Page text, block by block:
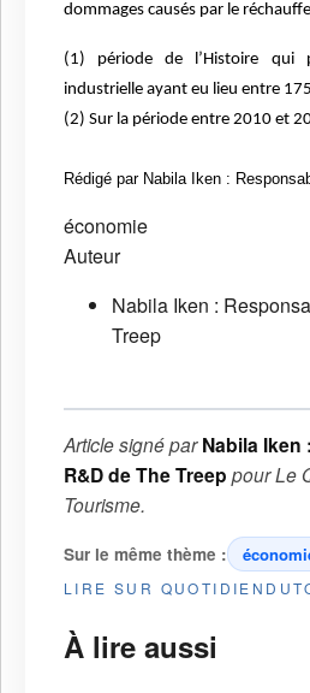
dommages causés par le
(1) période de l’Histoire qui
industrielle ayant eu lieu entre
(2) Sur la période entre 2010 et
Rédigé par Nabila Iken :
économie
Auteur
Nabila Iken :
Treep
Article signé parNabila
R&D de The Treep pourLe
Tourisme.
Sur le même thème :
LIRE SUR
À lire aussi